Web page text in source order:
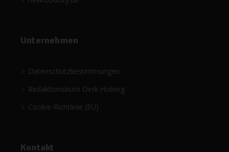
Unternehmen
Datenschutzbestimmungen
Redaktionsbüro Derk Hoberg
Cookie-Richtlinie (EU)
Kontakt